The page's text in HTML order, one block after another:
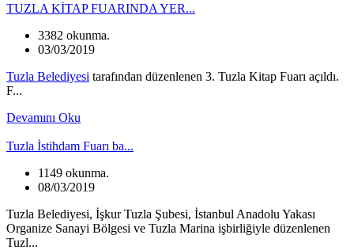
TUZLA KİTAP FUARINDA YER...
3382 okunma.
03/03/2019
Tuzla Belediyesi tarafından düzenlenen 3. Tuzla Kitap Fuarı açıldı.
F...
Devamını Oku
Tuzla İstihdam Fuarı ba...
1149 okunma.
08/03/2019
Tuzla Belediyesi, İşkur Tuzla Şubesi, İstanbul Anadolu Yakası
Organize Sanayi Bölgesi ve Tuzla Marina işbirliğiyle düzenlenen
Tuzl...